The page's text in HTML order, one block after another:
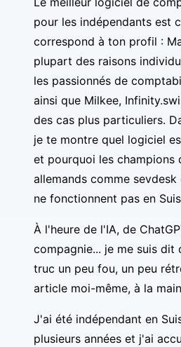
pour les indépendants est
correspond à ton profil :
plupart des raisons
les passionnés de
ainsi que Milkee,
des cas plus particuliers.
je te montre quel logiciel
et pourquoi les champions
allemands comme
ne fonctionnent pas en
À l'heure de l'IA, de
compagnie... je me suis dit
truc un peu fou, un peu
article moi-même, à la
J'ai été indépendant en
plusieurs années et j'ai